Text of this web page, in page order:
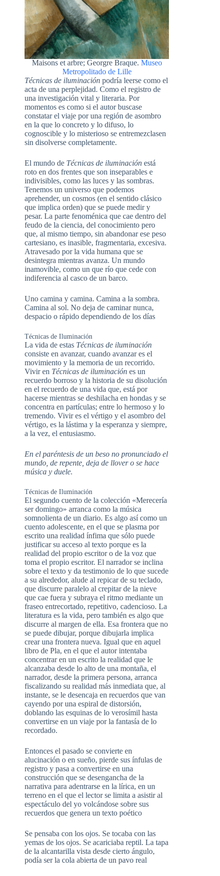
Maisons et arbre; Georgre Braque. Museo
Metropolitado de Lille
Técnicas de iluminación podría leerse como el
acta de una perplejidad. Como el registro de
una investigación vital y literaria. Por
momentos es como si el autor buscase
constatar el viaje por una región de asombro
en la que lo concreto y lo difuso, lo
cognoscible y lo misterioso se entremezclasen
sin disolverse completamente.
El mundo de Técnicas de iluminación está
roto en dos frentes que son inseparables e
indivisibles, como las luces y las sombras.
Tenemos un universo que podemos
aprehender, un cosmos (en el sentido clásico
que implica orden) que se puede medir y
pesar. La parte fenoménica que cae dentro del
feudo de la ciencia, del conocimiento pero
que, al mismo tiempo, sin abandonar ese peso
cartesiano, es inasible, fragmentaria, excesiva.
Atravesado por la vida humana que se
desintegra mientras avanza. Un mundo
inamovible, como un que río que cede con
indiferencia al casco de un barco.
Uno camina y camina. Camina a la sombra.
Camina al sol. No deja de caminar nunca,
despacio o rápido dependiendo de los días
Técnicas de Iluminación
La vida de estas Técnicas de iluminación
consiste en avanzar, cuando avanzar es el
movimiento y la memoria de un recorrido.
Vivir en Técnicas de iluminación es un
recuerdo borroso y la historia de su disolución
en el recuerdo de una vida que, está por
hacerse mientras se deshilacha en hondas y se
concentra en partículas; entre lo hermoso y lo
tremendo. Vivir es el vértigo y el asombro del
vértigo, es la lástima y la esperanza y siempre,
a la vez, el entusiasmo.
En el paréntesis de un beso no pronunciado el
mundo, de repente, deja de llover o se hace
música y duele.
Técnicas de Iluminación
El segundo cuento de la colección «Merecería
ser domingo» arranca como la música
somnolienta de un diario. Es algo así como un
cuento adolescente, en el que se plasma por
escrito una realidad ínfima que sólo puede
justificar su acceso al texto porque es la
realidad del propio escritor o de la voz que
toma el propio escritor. El narrador se inclina
sobre el texto y da testimonio de lo que sucede
a su alrededor, alude al repicar de su teclado,
que discurre paralelo al crepitar de la nieve
que cae fuera y subraya el ritmo mediante un
fraseo entrecortado, repetitivo, cadencioso. La
literatura es la vida, pero también es algo que
discurre al margen de ella. Esa frontera que no
se puede dibujar, porque dibujarla implica
crear una frontera nueva. Igual que en aquel
libro de Pla, en el que el autor intentaba
concentrar en un escrito la realidad que le
alcanzaba desde lo alto de una montaña, el
narrador, desde la primera persona, arranca
fiscalizando su realidad más inmediata que, al
instante, se le desencaja en recuerdos que van
cayendo por una espiral de distorsión,
doblando las esquinas de lo verosímil hasta
convertirse en un viaje por la fantasía de lo
recordado.
Entonces el pasado se convierte en
alucinación o en sueño, pierde sus ínfulas de
registro y pasa a convertirse en una
construcción que se desengancha de la
narrativa para adentrarse en la lírica, en un
terreno en el que el lector se limita a asistir al
espectáculo del yo volcándose sobre sus
recuerdos que genera un texto poético
Se pensaba con los ojos. Se tocaba con las
yemas de los ojos. Se acariciaba reptil. La tapa
de la alcantarilla vista desde cierto ángulo,
podía ser la cola abierta de un pavo real